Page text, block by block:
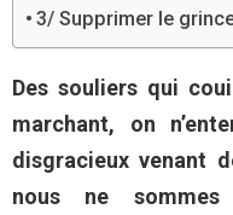
3/ Supprimer le
Des souliers qui
marchant, on
disgracieux venant
nous ne